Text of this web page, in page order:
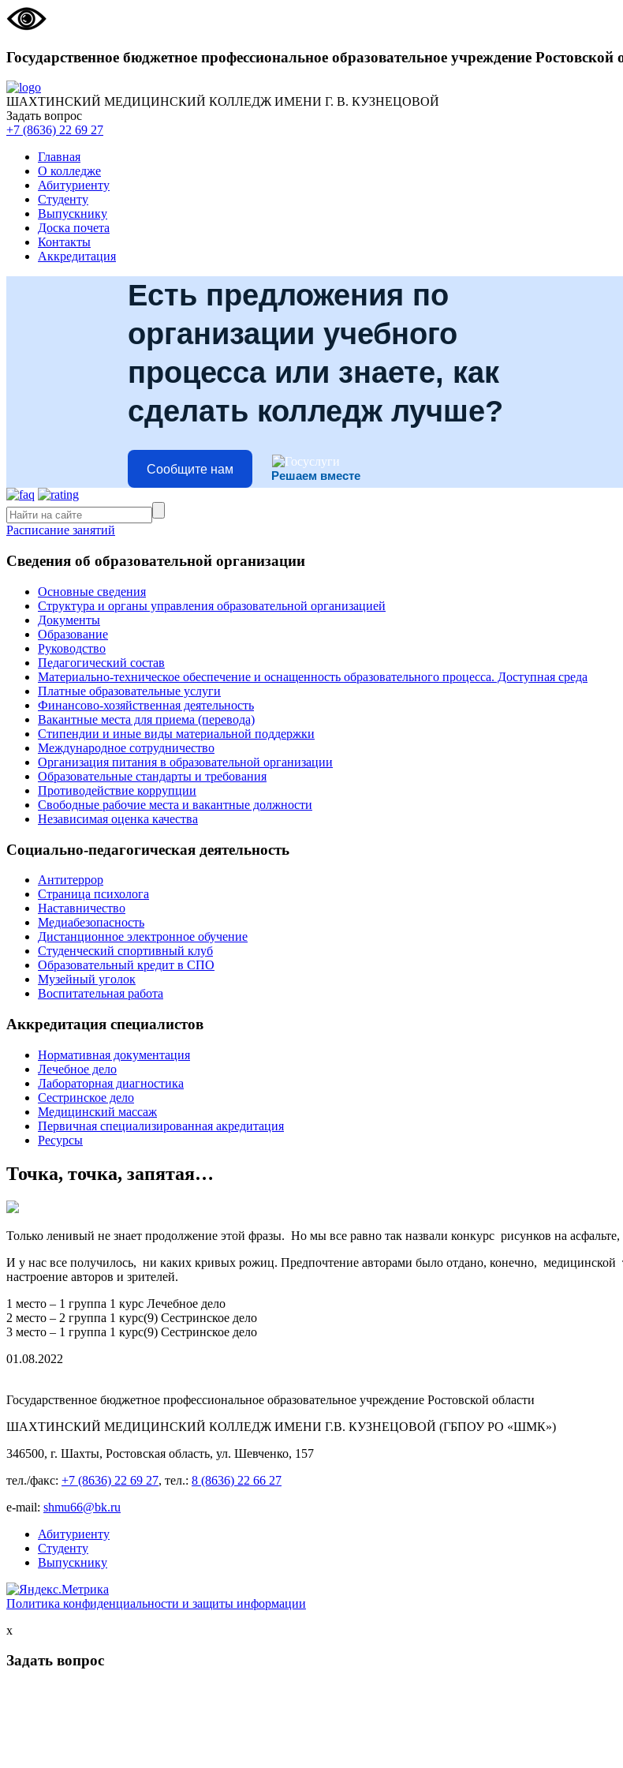
Государственное бюджетное профессиональное образовательное учреждение Ростовской
ШАХТИНСКИЙ МЕДИЦИНСКИЙ КОЛЛЕДЖ ИМЕНИ Г. В. КУЗНЕЦОВОЙ
Задать вопрос
+7 (8636) 22 69 27
Главная
О колледже
Абитуриенту
Студенту
Выпускнику
Доска почета
Контакты
Аккредитация
Есть предложения по
организации учебного
процесса или знаете, как
сделать колледж лучше?
Сообщите нам Решаем вместе
Расписание занятий
Сведения об образовательной организации
Основные сведения
Структура и органы управления образовательной организацией
Документы
Образование
Руководство
Педагогический состав
Материально-техническое обеспечение и оснащенность образовательного процесса. Доступная среда
Платные образовательные услуги
Финансово-хозяйственная деятельность
Вакантные места для приема (перевода)
Стипендии и иные виды материальной поддержки
Международное сотрудничество
Организация питания в образовательной организации
Образовательные стандарты и требования
Противодействие коррупции
Свободные рабочие места и вакантные должности
Независимая оценка качества
Социально-педагогическая деятельность
Антитеррор
Страница психолога
Наставничество
Медиабезопасность
Дистанционное электронное обучение
Студенческий спортивный клуб
Образовательный кредит в СПО
Музейный уголок
Воспитательная работа
Аккредитация специалистов
Нормативная документация
Лечебное дело
Лабораторная диагностика
Сестринское дело
Медицинский массаж
Первичная специализированная акредитация
Ресурсы
Точка, точка, запятая…
Только ленивый не знает продолжение этой фразы. Но мы все равно так назвали конкурс рисунков на
И у нас все получилось, ни каких кривых рожиц. Предпочтение авторами было отдано, конечно,
настроение авторов и зрителей.
1 место – 1 группа 1 курс Лечебное дело
2 место – 2 группа 1 курс(9) Сестринское дело
3 место – 1 группа 1 курс(9) Сестринское дело
01.08.2022
Государственное бюджетное профессиональное образовательное учреждение Ростовской области
ШАХТИНСКИЙ МЕДИЦИНСКИЙ КОЛЛЕДЖ ИМЕНИ Г.В. КУЗНЕЦОВОЙ (ГБПОУ РО «ШМК»)
346500, г. Шахты, Ростовская область, ул. Шевченко, 157
тел./факс: +7 (8636) 22 69 27, тел.: 8 (8636) 22 66 27
e-mail: shmu66@bk.ru
Абитуриенту
Студенту
Выпускнику
Политика конфиденциальности и защиты информации
x
Задать вопрос